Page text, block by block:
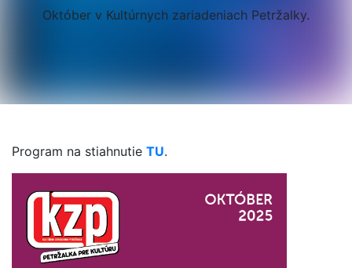
Október v Kultúrnych zariadeniach Petržalky.
Program na stiahnutie TU.